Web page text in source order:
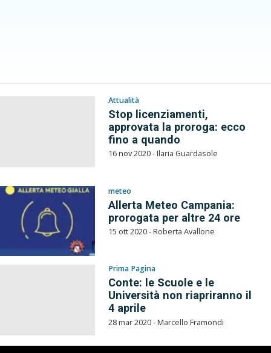
Attualità
Stop licenziamenti,
approvata la proroga: ecco
fino a quando
16 nov 2020 - Ilaria Guardasole
meteo
Allerta Meteo Campania:
prorogata per altre 24 ore
15 ott 2020 - Roberta Avallone
Prima Pagina
Conte: le Scuole e le
Università non riapriranno il
4 aprile
28 mar 2020 - Marcello Framondi